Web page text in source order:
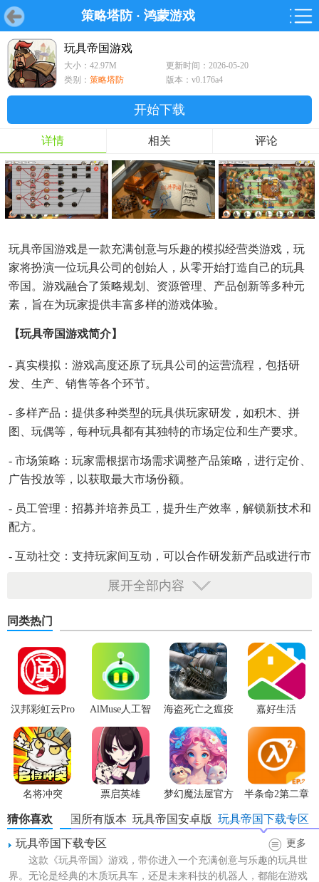
策略塔防· 鸿蒙游戏
首页 游戏 软件
首页 游戏 软件 鸿蒙
游戏
鸿蒙
软件
玩具帝国游戏
大小：42.97M
更新时间：2026-05-20
类别： 策略塔防 版本：v0.176a4
开始下载
详情 相关 评论
玩具帝国游戏是一款充满创意与乐趣的模拟经营类游戏，玩
家将扮演一位玩具公司的创始人，从零开始打造自己的玩具
帝国。游戏融合了策略规划、资源管理、产品创新等多种元
素，旨在为玩家提供丰富多样的游戏体验。
【玩具帝国游戏简介】
- 真实模拟：游戏高度还原了玩具公司的运营流程，包括研
发、生产、销售等各个环节。
- 多样产品：提供多种类型的玩具供玩家研发，如积木、拼
图、玩偶等，每种玩具都有其独特的市场定位和生产要求。
- 市场策略：玩家需根据市场需求调整产品策略，进行定价、
广告投放等，以获取最大市场份额。
- 员工管理：招募并培养员工，提升生产效率，解锁新技术和
配方。
- 互动社交：支持玩家间互动，可以合作研发新产品或进行市
【玩具帝国游戏特色】
1. 创意无限：玩家可以自由设计玩具外观、功能，实现个性
化创造。
2. 深度经营：游戏内包含丰富的经营策略，如市场调研、供
应链管理等，让玩家体验真实的商业环境。
展开全部内容
同类热门
汉邦彩虹云Pro
AlMuse人工智
能助手APP最新
版
海盗死亡之瘟疫 嘉好生活
名将冲突 票启英雄
梦幻魔法屋官方
半条命2第二章
猜你喜欢 玩具帝国下载专区
玩具帝国安卓版
玩具帝国所有版本
玩具帝国下载专区
更多
这款《玩具帝国》游戏，带你进入一个充满创意与乐趣的玩具世
界。无论是经典的木质玩具车，还是未来科技的机器人，都能在游戏